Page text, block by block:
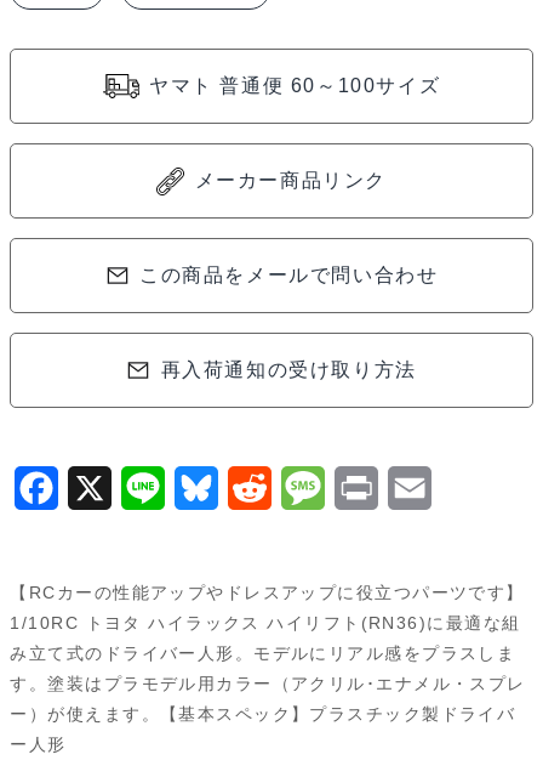
ヤマト 普通便 60～100サイズ
メーカー商品リンク
この商品をメールで問い合わせ
再入荷通知の受け取り方法
e
b
o
o
X
e
B
e
s
k
R
d
i
t
M
s
a
g
P
n
t
i
l
【RCカーの性能アップやドレスアップに役立つパーツです】
1/10RC トヨタ ハイラックス ハイリフト(RN36)に最適な組
み立て式のドライバー人形。モデルにリアル感をプラスしま
す。塗装はプラモデル用カラー（アクリル･エナメル・スプレ
ー）が使えます。【基本スペック】プラスチック製ドライバ
ー人形